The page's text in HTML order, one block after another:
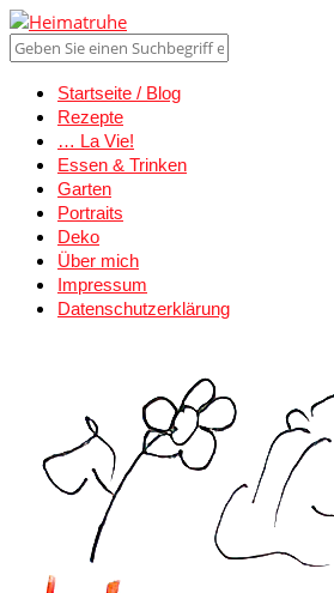
Startseite / Blog
Rezepte
… La Vie!
Essen & Trinken
Garten
Portraits
Deko
Über mich
Impressum
Datenschutzerklärung